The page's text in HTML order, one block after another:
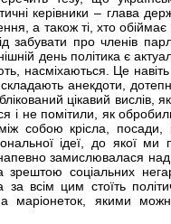
керівники – глава
а також ті, хто обіймає
забувати про членів
день політика є
насміхаються. Це
складають анекдоти,
цікавий вислів,
і не помітили, як
собою крісла,
ідеї, до якої ми
замислювалася
соціальних
всім цим стоїть
якими